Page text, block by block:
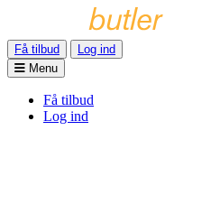
Få tilbud
Log ind
Menu
Få tilbud
Log ind